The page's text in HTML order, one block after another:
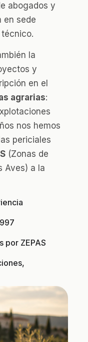
abogados y
en sede
la
y
en el
agrarias:
nos hemos
periciales
(Zonas de
Aves) a la
por ZEPAS